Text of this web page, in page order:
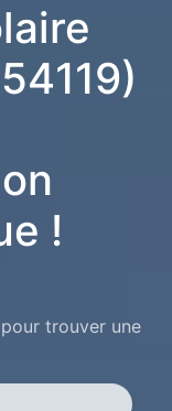
!
trouver une